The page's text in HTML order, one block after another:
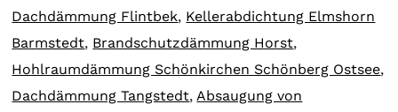
Dachdämmung Flintbek, Kellerabdichtung Elmshorn
Barmstedt, Brandschutzdämmung Horst,
Hohlraumdämmung Schönkirchen Schönberg Ostsee,
Dachdämmung Tangstedt, Absaugung von